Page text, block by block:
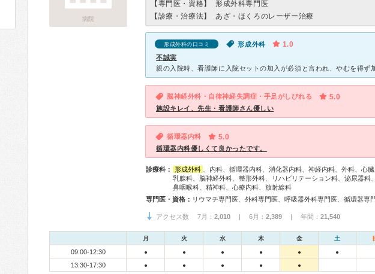
病院
【専門医・資格】
形成外科専門医
【診療・治療法】
あざ・ほくろのレーザー治療
形成外科の口コミ 形成外科 1.0
不誠実
脳神経外科・自律神経失調症・手足がしびれる 5.0
施設キレイ、先生・看護師さん優しい
循環器内科 5.0
循環器内科優しくて良かったです。
診療科： 形成外科
、内科、循環器内科、消化器内科、神経内科、外科、心
乳腺科、脳神経外科、整形外科、リハビリテーション科、泌尿器科
鼻咽喉科、精神科、心療内科、放射線科
専門医・資格：
アクセス数 7月： 2,010 | 6月： 2,389 | 年間： 21,540
月 火 水 木 金 土
09:00-12:30 ● ● ● ● ● ●
13:30-17:30 ● ● ● ● ●